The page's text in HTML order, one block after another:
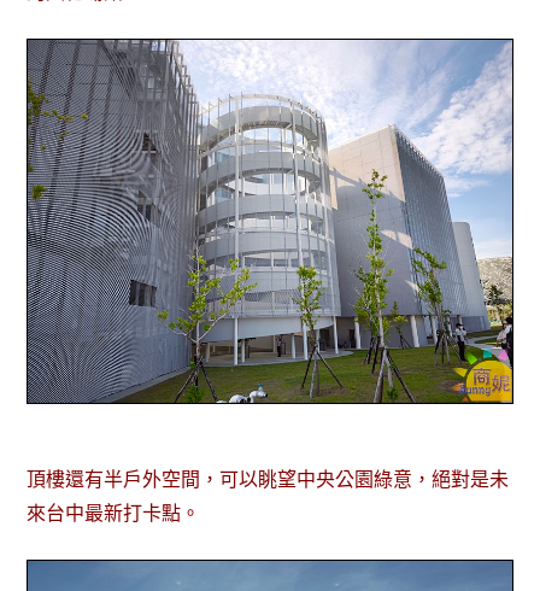
頂樓還有半戶外空間，可以眺望中央公園綠意，絕對是未
來台中最新打卡點。